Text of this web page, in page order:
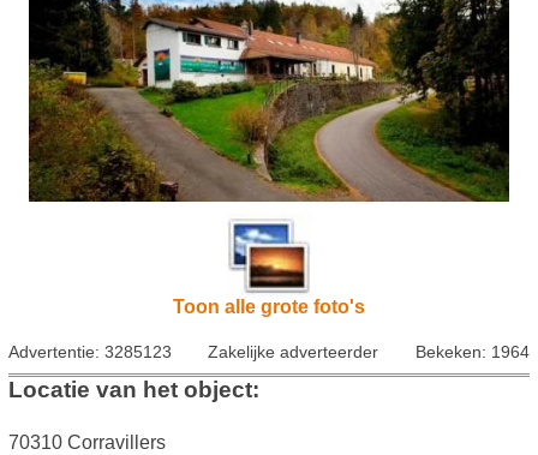
Toon alle grote foto's
Advertentie: 3285123 Zakelijke adverteerder Bekeken: 1964
Locatie van het object:
70310 Corravillers